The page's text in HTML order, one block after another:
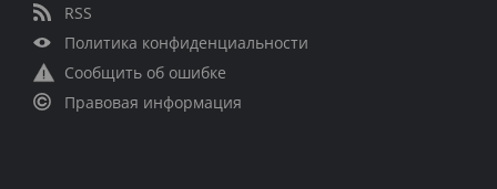
RSS
Политика конфиденциальности
Сообщить об ошибке
Правовая информация